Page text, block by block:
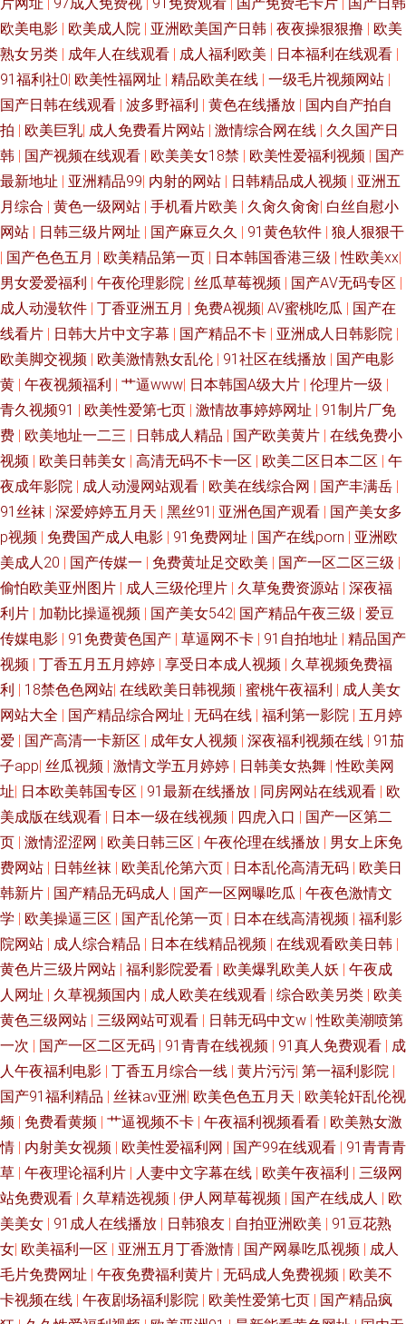
欧美电影 | 欧美成人院 | 亚洲欧美国产日韩 | 夜夜操狠狠撸 | 欧美
熟女另类 | 成年人在线观看 | 成人福利欧美 | 日本福利在线观看 |
91福利社0| 欧美性福网址 | 精品欧美在线 | 一级毛片视频网站 |
国产日韩在线观看 | 波多野福利 | 黄色在线播放 | 国内自产拍自
拍 | 欧美巨乳| 成人免费看片网站 | 激情综合网在线 | 久久国产日
韩 | 国产视频在线观看 | 欧美美女18禁 | 欧美性爱福利视频 | 国产
最新地址 | 亚洲精品99| 内射的网站 | 日韩精品成人视频 | 亚洲五
月综合 | 黄色一级网站 | 手机看片欧美 | 久肏久肏肏| 白丝自慰小
网站 | 日韩三级片网址 | 国产麻豆久久 | 91黄色软件 | 狼人狠狠干
| 国产色色五月 | 欧美精品第一页 | 日本韩国香港三级 |性欧美xx|
男女爱爱福利 | 午夜伦理影院 | 丝瓜草莓视频 | 国产AⅤ无码专区 |
成人动漫软件 | 丁香亚洲五月 | 免费A视频| AV蜜桃吃瓜 | 国产在
线看片 | 日韩大片中文字幕 | 国产精品不卡 | 亚洲成人日韩影院 |
欧美脚交视频 | 欧美激情熟女乱伦 | 91社区在线播放 | 国产电影
黄 | 午夜视频福利 | 艹逼www| 日本韩国A级大片 | 伦理片一级 |
青久视频91 | 欧美性爱第七页 | 激情故事婷婷网址 | 91制片厂免
费 | 欧美地址一二三 | 日韩成人精品 | 国产欧美黄片 | 在线免费小
视频 | 欧美日韩美女 | 高清无码不卡一区 | 欧美二区日本二区 | 午
夜成年影院 | 成人动漫网站观看 | 欧美在线综合网 | 国产丰满岳 |
91丝袜 | 深爱婷婷五月天 | 黑丝91 | 亚洲色国产观看 | 国产美女多
p视频 | 免费国产成人电影 | 91免费网址 | 国产在线porn | 亚洲欧
美成人20 | 国产传媒一 | 免费黄址足交欧美 | 国产一区二区三级 |
偷怕欧美亚州图片 | 成人三级伦理片 | 久草兔费资源站 | 深夜福
利片 | 加勒比操逼视频 | 国产美女542| 国产精品午夜三级 | 爱豆
传媒电影 | 91免费黄色国产 | 草逼网不卡 | 91自拍地址 | 精品国产
视频 | 丁香五月五月婷婷 | 享受日本成人视频 | 久草视频免费福
利 | 18禁色色网站| 在线欧美日韩视频 | 蜜桃午夜福利 | 成人美女
网站大全 | 国产精品综合网址 | 无码在线 | 福利第一影院 | 五月婷
爱 | 国产高清一卡新区 | 成年女人视频 | 深夜福利视频在线 | 91茄
子app| 丝瓜视频 | 激情文学五月婷婷 | 日韩美女热舞 |性欧美网
址| 日本欧美韩国专区 | 91最新在线播放 | 同房网站在线观看 | 欧
美成版在线观看 | 日本一级在线视频 | 四虎入口 | 国产一区第二
页 | 激情涩涩网 | 欧美日韩三区 | 午夜伦理在线播放 | 男女上床免
费网站 | 日韩丝袜 | 欧美乱伦第六页 | 日本乱伦高清无码 | 欧美日
韩新片 | 国产精品无码成人 | 国产一区网曝吃瓜 | 午夜色激情文
学 | 欧美操逼三区 | 国产乱伦第一页 | 日本在线高清视频 | 福利影
院网站 | 成人综合精品 | 日本在线精品视频 | 在线观看欧美日韩 |
黄色片三级片网站 | 福利影院爱看 | 欧美爆乳欧美人妖 | 午夜成
人网址 | 久草视频国内 | 成人欧美在线观看 | 综合欧美另类 | 欧美
黄色三级网站 | 三级网站可观看 | 日韩无码中文w |性欧美潮喷第
一次 | 国产一区二区无码 | 91青青在线视频 | 91真人免费观看 | 成
人午夜福利电影 | 丁香五月综合一线 | 黄片污污| 第一福利影院 |
国产91福利精品 | 丝袜av亚洲 | 欧美色色五月天 | 欧美轮奸乱伦视
频 | 免费看黄频 | 艹逼视频不卡 | 午夜福利视频看看 | 欧美熟女激
情 | 内射美女视频 | 欧美性爱福利网 | 国产99在线观看 | 91青青青
草 | 午夜理论福利片 | 人妻中文字幕在线 | 欧美午夜福利 | 三级网
站免费观看 | 久草精选视频 | 伊人网草莓视频 | 国产在线成人 | 欧
美美女 | 91成人在线播放 | 日韩狼友 | 自拍亚洲欧美 | 91豆花熟
女| 欧美福利一区 | 亚洲五月丁香激情 | 国产网暴吃瓜视频 | 成人
毛片免费网址 | 午夜免费福利黄片 | 无码成人免费视频 | 欧美不
卡视频在线 | 午夜剧场福利影院 | 欧美性爱第七页 | 国产精品疯